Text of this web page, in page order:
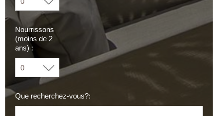
Nourrissons
(moins de 2
ans) :
Que recherchez-vous?: